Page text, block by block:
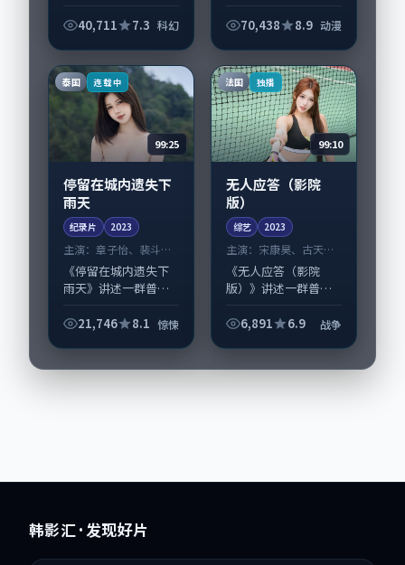
40,711
7.3 科幻
刁亦男执导，朱一
要戏份。故事围绕当
代都市中的抉择与...
70,438 8.9 动漫
泰国 连载中
99:25
停留在城内遗失下
雨天
纪录片 2023
主演： 章子怡、裴斗娜
等
《停留在城内遗失下
雨天》讲述一群普通
改写人生轨迹的故
头。导演洪尚秀擅长
21,746 8.1 惊悚
法国 独播
99:10
无人应答（影院
版）
综艺 2023
主演： 宋康昊、古天乐
等
《无人应答（影院
版）》讲述一群普通
改写人生轨迹的故
头。导演是枝裕和擅
6,891 6.9 战争
韩影汇 · 发现好片